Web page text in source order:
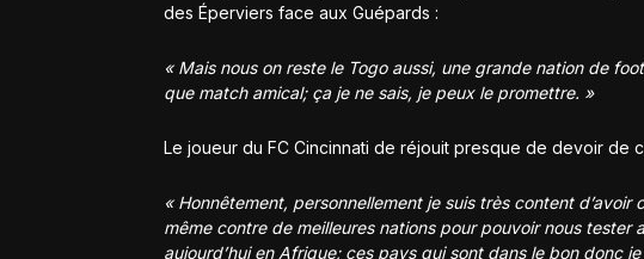
des Éperviers face aux Guépards :
« Mais nous on reste le Togo aussi, une grande nation de
que match amical; ça je ne sais, je peux le promettre. »
Le joueur du FC Cincinnati de réjouit presque de devoir de
« Honnêtement, personnellement je suis très content
même contre de meilleures nations pour pouvoir nous tester
aujourd’hui en Afrique; ces pays qui sont dans le bon donc